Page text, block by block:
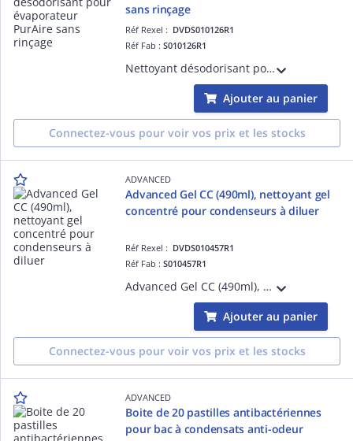
sans rinçage
Réf Rexel : DVDS010126R1
Réf Fab :S010126R1
Nettoyant désodorisant pour évaporateur PurAire sans rinçage, prêt à l'emploi,format aérosol 600ml
Ajouter au panier
Connectez-vous pour voir vos prix et les stocks
ADVANCED
Advanced Gel CC (490ml), nettoyant gel
concentré pour condenseurs à diluer
Réf Rexel : DVDS010457R1
Réf Fab :S010457R1
Advanced Gel CC (490ml), nettoyant gel concentré pour condenseurs à diluer. Un seul sachet permet de faire 8 litres de produit fini.
Ajouter au panier
Connectez-vous pour voir vos prix et les stocks
ADVANCED
Boite de 20 pastilles antibactériennes
pour bac à condensats anti-odeur